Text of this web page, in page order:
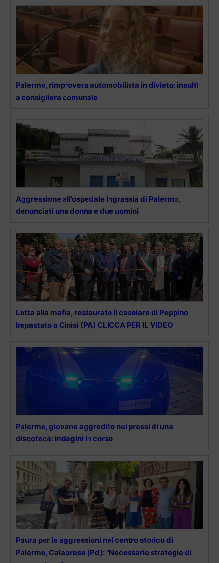
Palermo, rimprovera automobilista in divieto: insulti
a consigliera comunale
Aggressione all’ospedale Ingrassia di Palermo,
denunciati una donna e due uomini
Lotta alla mafia, restaurato il casolare di Peppino
Impastato a Cinisi (PA) CLICCA PER IL VIDEO
Palermo, giovane aggredito nei pressi di una
discoteca: indagini in corso
Paura per le aggressioni nel centro storico di
Palermo, Calabrese (Pd): “Necessarie strategie di